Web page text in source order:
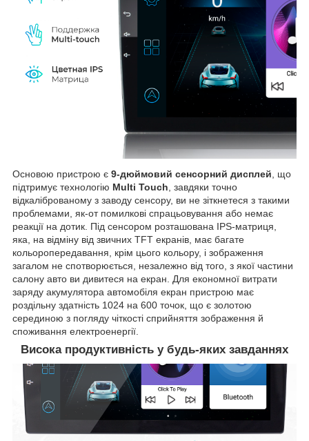
Основою пристрою є 9-дюймовий сенсорний дисплей , що
підтримує технологію Multi Touch , завдяки точно
відкаліброваному з заводу сенсору, ви не зіткнетеся з такими
проблемами, як-от помилкові спрацьовування або немає
реакції на дотик. Під сенсором розташована IPS-матриця,
яка, на відміну від звичних TFT екранів, має багате
кольоропередавання, крім цього кольору, і зображення
загалом не спотворюється, незалежно від того, з якої частини
салону авто ви дивитеся на екран. Для економної витрати
заряду акумулятора автомобіля екран пристрою має
роздільну здатність 1024 на 600 точок, що є золотою
серединою з погляду чіткості сприйняття зображення й
споживання електроенергії.
Висока продуктивність у будь-яких завданнях